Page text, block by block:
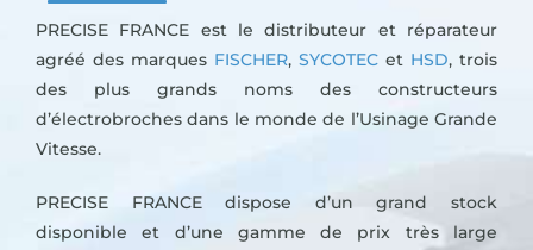
PRECISE FRANCE est le distributeur et réparateur
agréé des marques FISCHER, SYCOTEC et HSD, trois
des plus grands noms des constructeurs
d’électrobroches dans le monde de l’Usinage Grande
Vitesse.
PRECISE FRANCE dispose d’un grand stock
disponible et d’une gamme de prix très large